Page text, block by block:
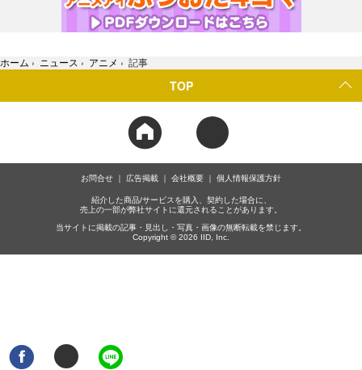
ホーム › ニュース › アニメ › 記事
TOP
お問合せ 広告掲載 会社概要 個人情報保護方針
紹介した商品/サービスを購入、契約した場合に、
売上の一部が弊社サイトに還元されることがあります。
当サイトに掲載の記事・見出し・写真・画像の無断転載を禁じます。
Copyright © 2026 IID, Inc.